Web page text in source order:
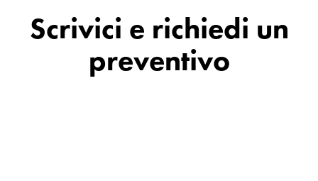
Scrivici e richiedi un
preventivo